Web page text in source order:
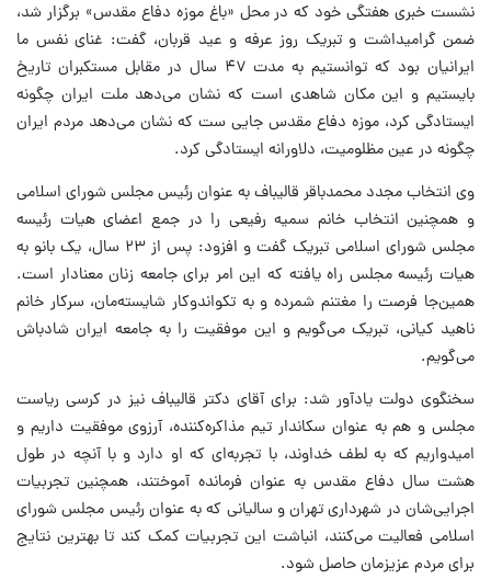
نشست خبری هفتگی خود که در محل «باغ موزه دفاع مقدس» برگزار شد،
ضمن گرامیداشت و تبریک روز عرفه و عید قربان، گفت: غنای نفس ما
ایرانیان بود که توانستیم به مدت ۴۷ سال در مقابل مستکبران تاریخ
بایستیم و این مکان شاهدی است که نشان می‌دهد ملت ایران چگونه
ایستادگی کرد، موزه دفاع مقدس جایی ست که نشان می‌دهد مردم ایران
چگونه در عین مظلومیت، دلاورانه ایستادگی کرد.
وی انتخاب مجدد محمدباقر قالیباف به عنوان رئیس مجلس شورای اسلامی
و همچنین انتخاب خانم سمیه رفیعی را در جمع اعضای هیات رئیسه
مجلس شورای اسلامی تبریک گفت و افزود: پس از ۲۳ سال، یک بانو به
هیات رئیسه مجلس راه یافته که این امر برای جامعه زنان معنادار است.
همین‌جا فرصت را مغتنم شمرده و به تکواندوکار شایسته‌مان، سرکار خانم
ناهید کیانی، تبریک می‌گویم و این موفقیت را به جامعه ایران شادباش
می‌گویم.
سخنگوی دولت یادآور شد: برای آقای دکتر قالیباف نیز در کرسی ریاست
مجلس و هم به عنوان سکاندار تیم مذاکره‌کننده، آرزوی موفقیت داریم و
امیدواریم که به لطف خداوند، با تجربه‌ای که او دارد و با آنچه در طول
هشت سال دفاع مقدس به عنوان فرمانده آموختند، همچنین تجربیات
اجرایی‌شان در شهرداری تهران و سالیانی که به عنوان رئیس مجلس شورای
اسلامی فعالیت می‌کنند، انباشت این تجربیات کمک کند تا بهترین نتایج
برای مردم عزیزمان حاصل شود.